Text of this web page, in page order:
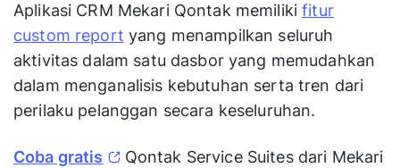
Aplikasi CRM Mekari Qontak memilikifitur
custom report yang menampilkan seluruh
aktivitas dalam satu dasbor yang memudahkan
dalam menganalisis kebutuhan serta tren dari
perilaku pelanggan secara keseluruhan.
Coba gratis
Qontak Service Suites dari Mekari